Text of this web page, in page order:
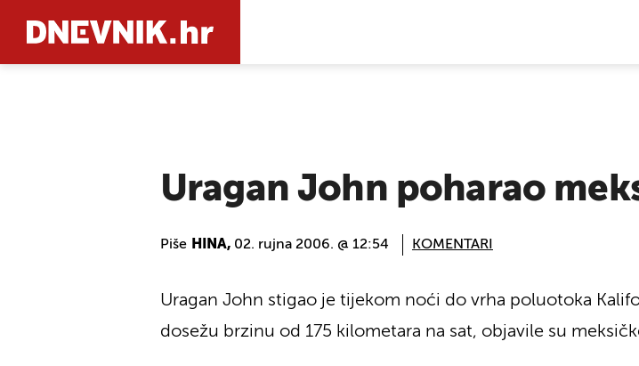
Uragan John poharao
Piše HINA, 02. rujna 2006. @ 12:54 KOMENTARI
Uragan John stigao je tijekom noći do vrha poluotoka
dosežu brzinu od 175 kilometara na sat, objavile su